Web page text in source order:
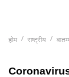
होम राष्ट्रीय